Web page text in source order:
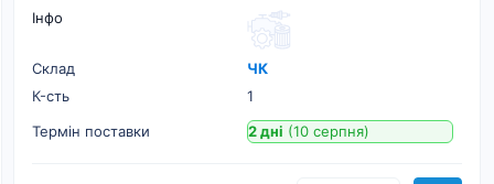
Інфо
Склад
ЧК
К-cть
1
Термін поставки
2 дні (10 серпня)